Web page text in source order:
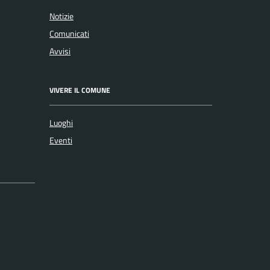
Notizie
Comunicati
Avvisi
VIVERE IL COMUNE
Luoghi
Eventi